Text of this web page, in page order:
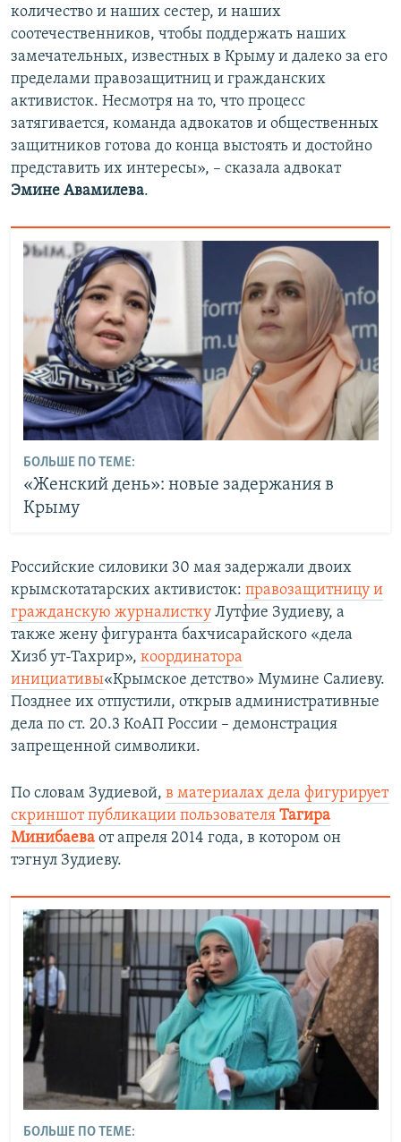
количество и наших сестер, и наших
соотечественников, чтобы поддержать наших
замечательных, известных в Крыму и далеко за его
пределами правозащитниц и гражданских
активисток. Несмотря на то, что процесс
затягивается, команда адвокатов и общественных
защитников готова до конца выстоять и достойно
представить их интересы», – сказала адвокат
Эмине Авамилева.
БОЛЬШЕ ПО ТЕМЕ:
«Женский день»: новые задержания в
Крыму
Российские силовики 30 мая задержали двоих
крымскотатарских активисток: правозащитницу и
гражданскую журналистку Лутфие Зудиеву, а
также жену фигуранта бахчисарайского «дела
Хизб ут-Тахрир», координатора
инициативы«Крымское детство» Мумине Салиеву.
Позднее их отпустили, открыв административные
дела по ст. 20.3 КоАП России – демонстрация
запрещенной символики.
По словам Зудиевой, в материалах дела фигурирует
скриншот публикации пользователя Тагира
Минибаева от апреля 2014 года, в котором он
тэгнул Зудиеву.​
БОЛЬШЕ ПО ТЕМЕ: